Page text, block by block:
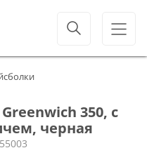
350, c
черная